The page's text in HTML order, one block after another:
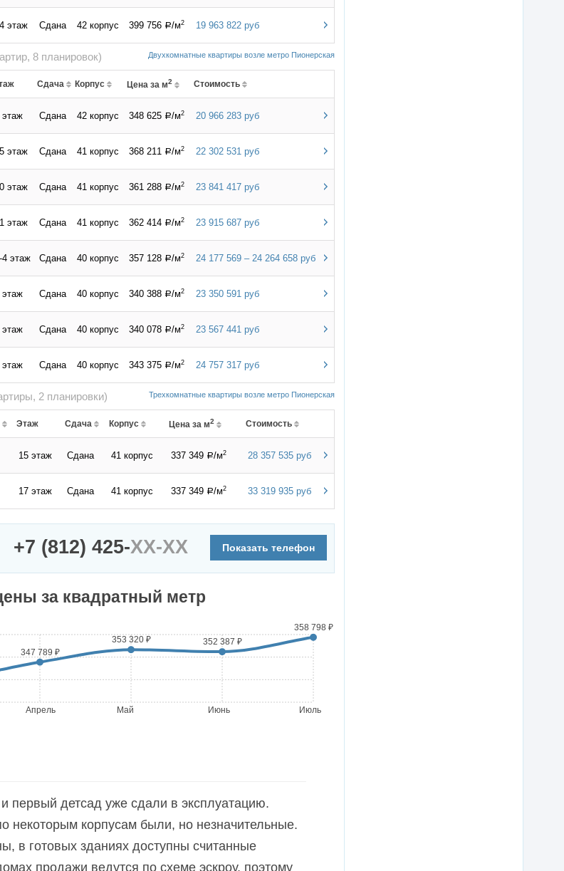
14 этаж Сдана 42 корпус 399 756 a/м2 19 963 822 руб
Двухкомнатные квартиры возле метро Пионерская
8 планировок)
Сдача Корпус Цена за м2 Стоимость
2 этаж Сдана 42 корпус 348 625 a/м2 20 966 283 руб
15 этаж Сдана 41 корпус 368 211 a/м2 22 302 531 руб
10 этаж Сдана 41 корпус 361 288 a/м2 23 841 417 руб
11 этаж Сдана 41 корпус 362 414 a/м2 23 915 687 руб
3-4 этаж Сдана 40 корпус 357 128 a/м2 24 177 569 – 24 264 658 руб
3 этаж Сдана 40 корпус 340 388 a/м2 23 350 591 руб
4 этаж Сдана 40 корпус 340 078 a/м2 23 567 441 руб
3 этаж Сдана 40 корпус 343 375 a/м2 24 757 317 руб
Трехкомнатные квартиры возле метро Пионерская
2 планировки)
Этаж Сдача Корпус Цена за м2 Стоимость
15 этаж Сдана 41 корпус 337 349 a/м2 28 357 535 руб
17 этаж Сдана 41 корпус 337 349 a/м2 33 319 935 руб
+7 (812) 425-XX-XX Показать телефон
за квадратный метр
347 789 ₽
353 320 ₽ 352 387 ₽
358 798 ₽
Апрель Май Июнь Июль
первый детсад уже сдали в эксплуатацию.
некоторым корпусам были, но незначительные.
в готовых зданиях доступны считанные
продажи ведутся по схеме эскроу, поэтому